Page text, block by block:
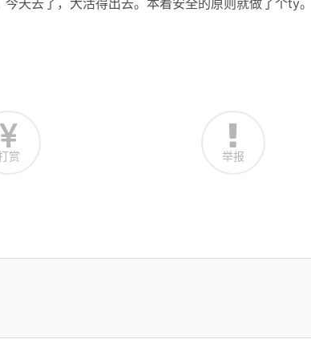
天去了，大活得出去。本着安全的原则就做了个ty
赏 举报